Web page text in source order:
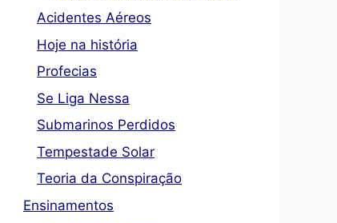
Acidentes Aéreos
Hoje na história
Profecias
Se Liga Nessa
Submarinos Perdidos
Tempestade Solar
Teoria da Conspiração
Ensinamentos